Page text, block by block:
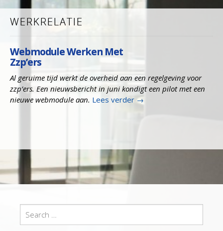
WERKRELATIE
Webmodule Werken Met
Zzp’ers
Al geruime tijd werkt de overheid aan een regelgeving voor
zzp’ers. Een nieuwsbericht in juni kondigt een pilot met een
nieuwe webmodule aan. Lees verder →
for: